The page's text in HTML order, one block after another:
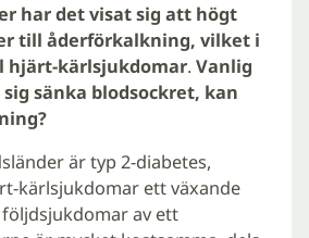
har det visat sig att högt
till åderförkalkning, vilket i
hjärt-kärlsjukdomar. Vanlig
sänka blodsockret, kan
är typ 2-diabetes,
kärlsjukdomar ett växande
av ett